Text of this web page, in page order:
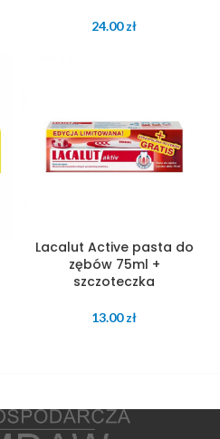
24.00zł
Lacalut Active pasta do
zębów 75ml +
szczoteczka
13.00zł